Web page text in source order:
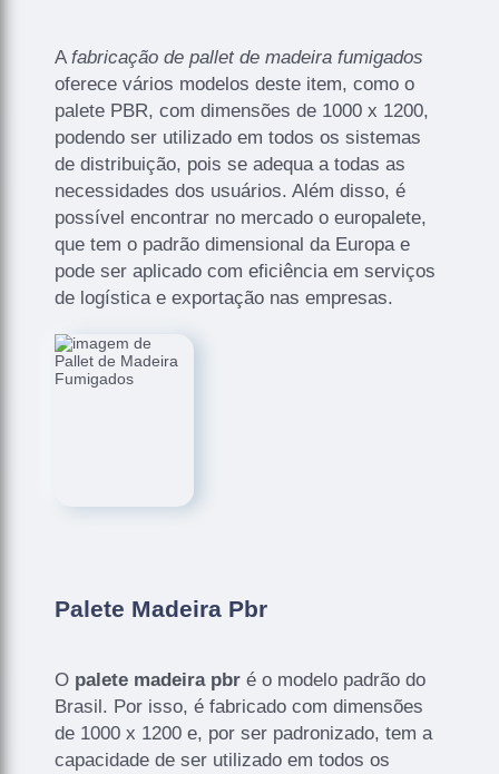
A fabricação de pallet de madeira fumigados
oferece vários modelos deste item, como o
palete PBR, com dimensões de 1000 x 1200,
podendo ser utilizado em todos os sistemas
de distribuição, pois se adequa a todas as
necessidades dos usuários. Além disso, é
possível encontrar no mercado o europalete,
que tem o padrão dimensional da Europa e
pode ser aplicado com eficiência em serviços
de logística e exportação nas empresas.
Palete Madeira Pbr
O palete madeira pbr é o modelo padrão do
Brasil. Por isso, é fabricado com dimensões
de 1000 x 1200 e, por ser padronizado, tem a
capacidade de ser utilizado em todos os